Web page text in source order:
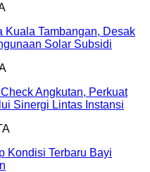
Kuala Tambangan, Desak
Solar Subsidi
Angkutan, Perkuat
Sinergi Lintas Instansi
Kondisi Terbaru Bayi